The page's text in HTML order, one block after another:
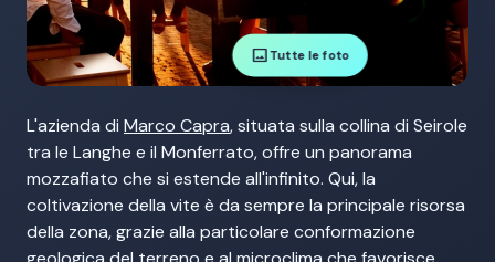
imageTutte le foto
L'azienda di Marco Capra, situata sulla collina di Seirole
tra le Langhe e il Monferrato, offre un panorama
mozzafiato che si estende all'infinito. Qui, la
coltivazione della vite è da sempre la principale risorsa
della zona, grazie alla particolare conformazione